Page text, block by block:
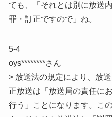
ても、「それとは別に放送
罪・訂正ですので」ね。
5-4
oys********さん
> 放送法の規定により、放
正放送は「放送局の責任に
行う」ことになります。こ